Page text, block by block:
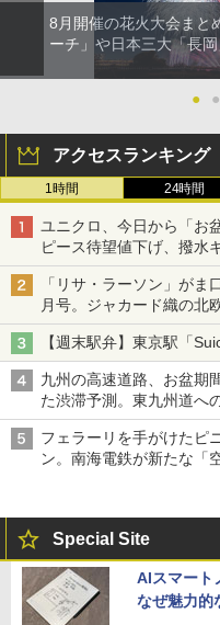
8月開催の花火大会まと
ーチ」や日本三大「長
● ●
アクセスランキング
1時間 24時間
ユニクロ、今日から「お
ピース待望値下げ、撥水
「リサ・ラーソン」が
月号。ジャカード織の北
【週末駅弁】東京駅「
九州の高速道路、お盆期
た渋滞予測。東九州道へ
フェラーリを手がけたピ
ン。南海電鉄が新たな「
Special Site
AIスマート
なぜ魅力的